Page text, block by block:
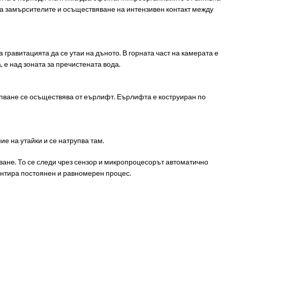
замърсителите и осъществяване на интензивен контакт между
да се утаи на дъното. В горната част на камерата е
над зоната за пречистената вода.
се осъществява от еърлифт. Еърлифта е коструиран по
на утайки и се натрупва там.
То се следи чрез сензор и микропроцесорът автоматично
постоянен и равномерен процес.